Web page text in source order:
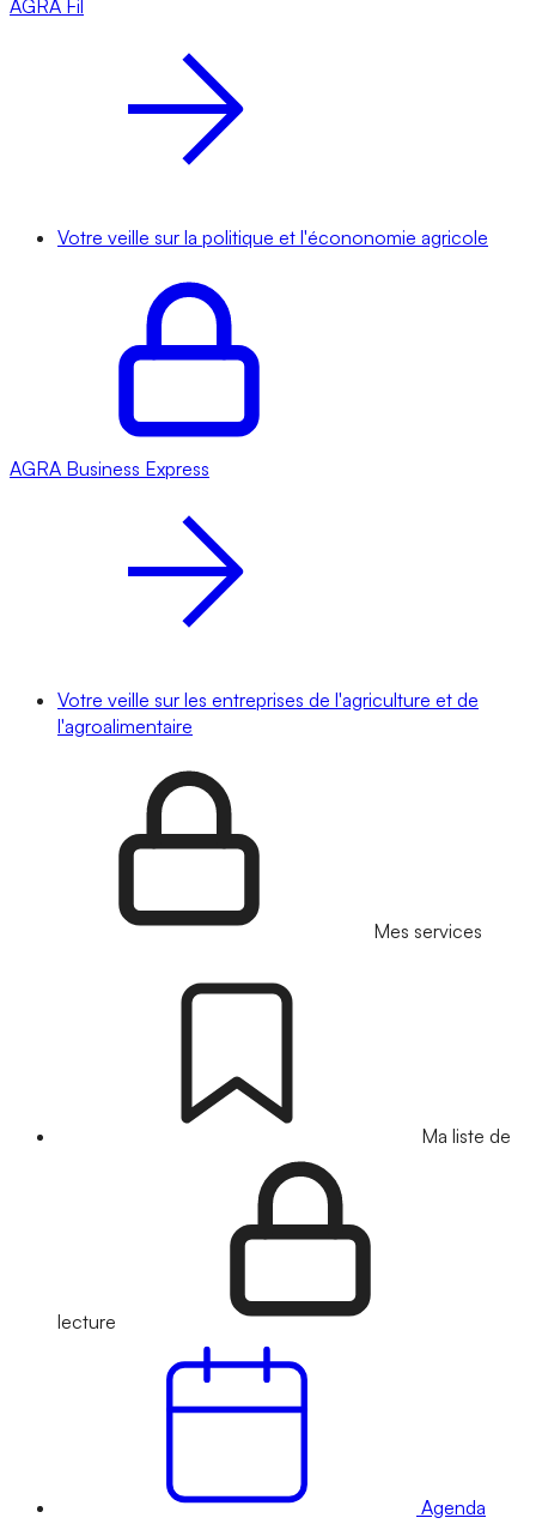
AGRA Fil
Votre veille sur la politique et l'écononomie agricole
AGRA Business Express
Votre veille sur les entreprises de l'agriculture et de
l'agroalimentaire
Mes services
Ma liste de
lecture
Agenda